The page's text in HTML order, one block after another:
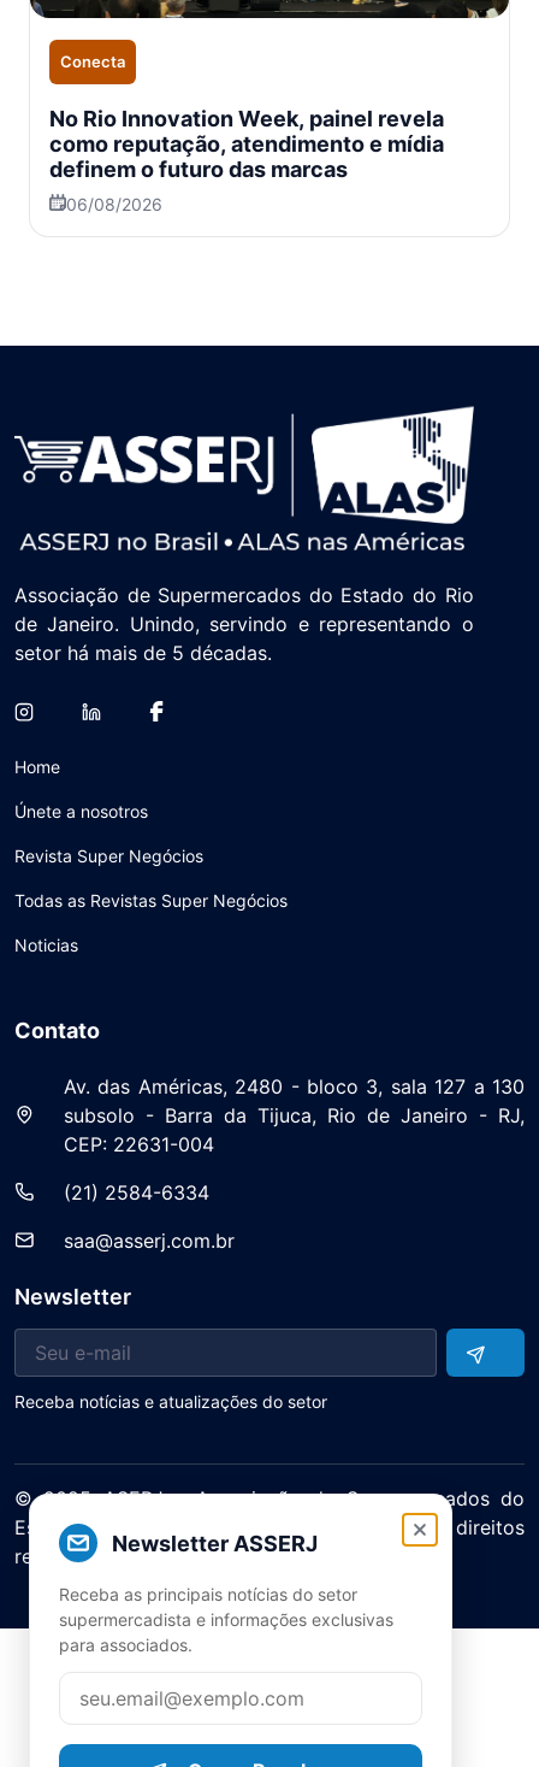
Conecta
No Rio Innovation Week, painel revela
como reputação, atendimento e mídia
definem o futuro das marcas
06/08/2026
Newsletter ASSERJ
Receba as principais notícias do setor
supermercadista e informações exclusivas
para associados.
Associação de Supermercados do Estado do Rio
de Janeiro. Unindo, servindo e representando o
setor há mais de 5 décadas.
Home
Únete a nosotros
Revista Super Negócios
Todas as Revistas Super Negócios
Noticias
Contato
Av. das Américas, 2480 - bloco 3, sala 127 a 130
subsolo - Barra da Tijuca, Rio de Janeiro - RJ,
CEP: 22631-004
(21) 2584-6334
saa@asserj.com.br
Newsletter
Receba notícias e atualizações do setor
© 2025 ASERJ – Associação de Supermercados do
Estado do Rio de Janeiro. Todos os direitos
reservados.
Política de Privacidade Termos de Uso